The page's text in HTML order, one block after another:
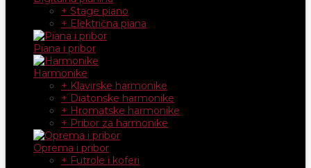
+ Stage piano
+ Električna piana
Piana i pribor
Harmonike
+ Klavirske harmonike
+ Diatonske harmonike
+ Hromatske harmonike
+ Pribor za harmonike
Oprema i pribor
+ Futrole i koferi